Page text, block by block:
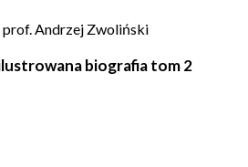
prof. Andrzej Zwoliński
biografia tom 2